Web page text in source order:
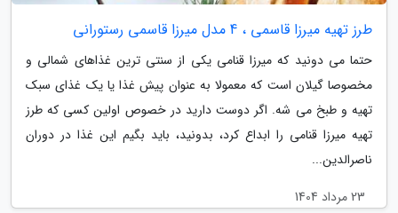
طرز تهیه میرزا قاسمی ، 4 مدل میرزا قاسمی رستورانی
حتما می دونید که میرزا قنامی یکی از سنتی ترین غذاهای شمالی و
مخصوصا گیلان است که معمولا به عنوان پیش غذا یا یک غذای سبک
تهیه و طبخ می شه. اگر دوست دارید در خصوص اولین کسی که طرز
تهیه میرزا قنامی را ابداع کرد، بدونید، باید بگیم این غذا در دوران
ناصرالدین...
23 مرداد 1404